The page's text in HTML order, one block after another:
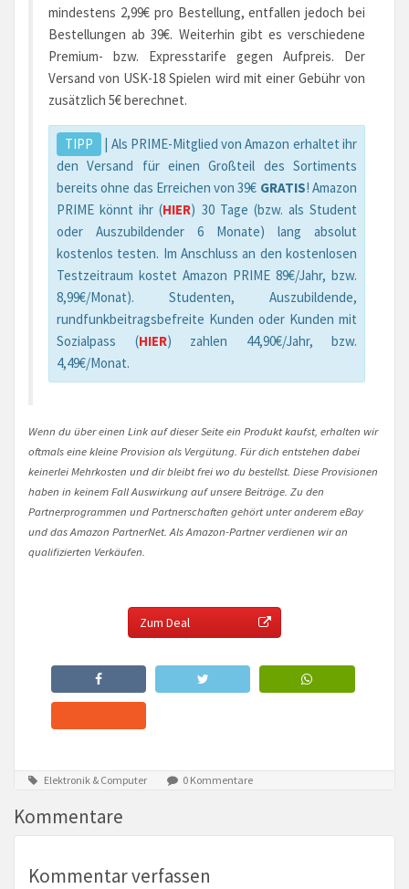
mindestens 2,99€ pro Bestellung, entfallen jedoch bei
Bestellungen ab 39€. Weiterhin gibt es verschiedene
Premium- bzw. Expresstarife gegen Aufpreis. Der
Versand von USK-18 Spielen wird mit einer Gebühr von
zusätzlich 5€ berechnet.
TIPP
| Als PRIME-Mitglied von Amazon erhaltet ihr
den Versand für einen Großteil des Sortiments
bereits ohne das Erreichen von 39€ GRATIS! Amazon
PRIME könnt ihr (HIER) 30 Tage (bzw. als Student
oder Auszubildender 6 Monate) lang absolut
kostenlos testen. Im Anschluss an den kostenlosen
Testzeitraum kostet Amazon PRIME 89€/Jahr, bzw.
8,99€/Monat). Studenten, Auszubildende,
rundfunkbeitragsbefreite Kunden oder Kunden mit
Sozialpass (HIER) zahlen 44,90€/Jahr, bzw.
4,49€/Monat.
Wenn du über einen Link auf dieser Seite ein Produkt kaufst, erhalten wir
oftmals eine kleine Provision als Vergütung. Für dich entstehen dabei
keinerlei Mehrkosten und dir bleibt frei wo du bestellst. Diese Provisionen
haben in keinem Fall Auswirkung auf unsere Beiträge. Zu den
Partnerprogrammen und Partnerschaften gehört unter anderem eBay
und das Amazon PartnerNet. Als Amazon-Partner verdienen wir an
qualifizierten Verkäufen.
Zum Deal
Elektronik & Computer 0 Kommentare
Kommentare
Kommentar verfassen